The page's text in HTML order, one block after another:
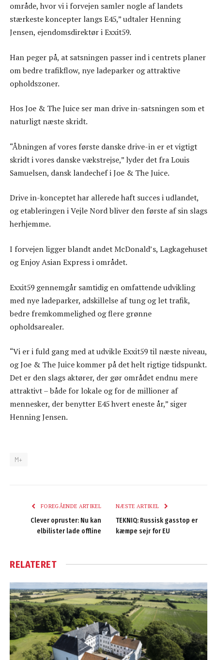
område, hvor vi i forvejen samler nogle af landets
stærkeste koncepter langs E45,” udtaler Henning
Jensen, ejendomsdirektør i Exxit59.
Han peger på, at satsningen passer ind i centrets planer
om bedre trafikflow, nye ladeparker og attraktive
opholdszoner.
Hos Joe & The Juice ser man drive in-satsningen som et
naturligt næste skridt.
“Åbningen af vores første danske drive-in er et vigtigt
skridt i vores danske vækstrejse,” lyder det fra Louis
Samuelsen, dansk landechef i Joe & The Juice.
Drive in-konceptet har allerede haft succes i udlandet,
og etableringen i Vejle Nord bliver den første af sin slags
herhjemme.
I forvejen ligger blandt andet McDonald’s, Lagkagehuset
og Enjoy Asian Express i området.
Exxit59 gennemgår samtidig en omfattende udvikling
med nye ladeparker, adskillelse af tung og let trafik,
bedre fremkommelighed og flere grønne
opholdsarealer.
“Vi er i fuld gang med at udvikle Exxit59 til næste niveau,
og Joe & The Juice kommer på det helt rigtige tidspunkt.
Det er den slags aktører, der gør området endnu mere
attraktivt – både for lokale og for de millioner af
mennesker, der benytter E45 hvert eneste år,” siger
Henning Jensen.
M+
FOREGÅENDE ARTIKEL
Clever opruster: Nu kan
elbilister lade offline
NÆSTE ARTIKEL
TEKNIQ: Russisk gasstop er
kæmpe sejr for EU
RELATERET